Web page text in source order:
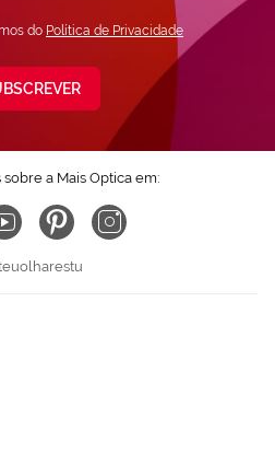
do Política de Privacidade
a Mais Optica em: